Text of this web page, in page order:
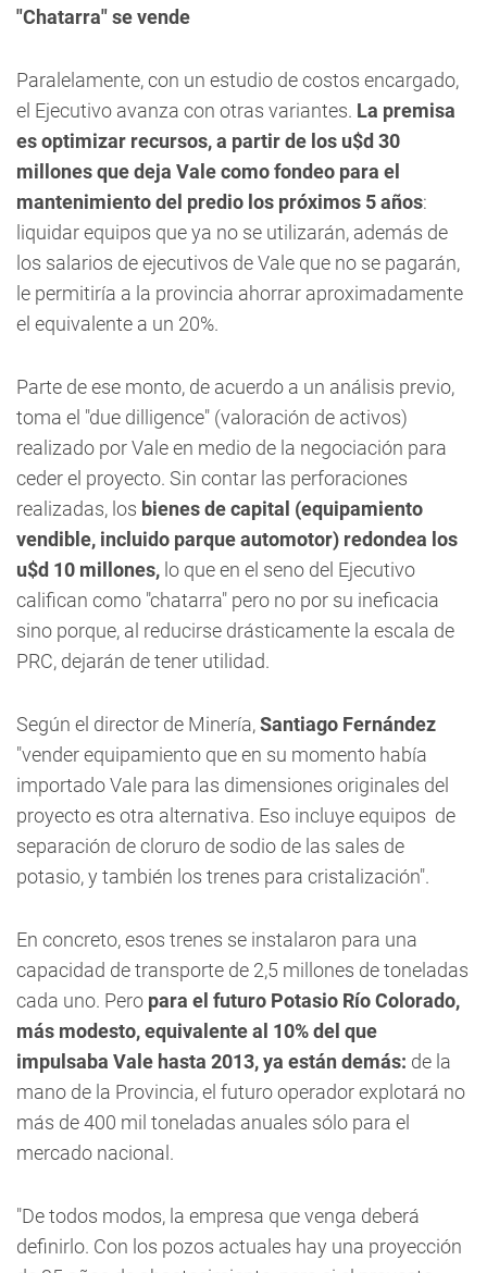
"Chatarra" se vende
Paralelamente, con un estudio de costos encargado,
el Ejecutivo avanza con otras variantes. La premisa
es optimizar recursos, a partir de los u$d 30
millones que deja Vale como fondeo para el
mantenimiento del predio los próximos 5 años:
liquidar equipos que ya no se utilizarán, además de
los salarios de ejecutivos de Vale que no se pagarán,
le permitiría a la provincia ahorrar aproximadamente
el equivalente a un 20%.
Parte de ese monto, de acuerdo a un análisis previo,
toma el "due dilligence" (valoración de activos)
realizado por Vale en medio de la negociación para
ceder el proyecto. Sin contar las perforaciones
realizadas, los bienes de capital (equipamiento
vendible, incluido parque automotor) redondea los
u$d 10 millones, lo que en el seno del Ejecutivo
califican como "chatarra" pero no por su ineficacia
sino porque, al reducirse drásticamente la escala de
PRC, dejarán de tener utilidad.
Según el director de Minería,Santiago Fernández
"vender equipamiento que en su momento había
importado Vale para las dimensiones originales del
proyecto es otra alternativa. Eso incluye equipos de
separación de cloruro de sodio de las sales de
potasio, y también los trenes para cristalización".
En concreto, esos trenes se instalaron para una
capacidad de transporte de 2,5 millones de toneladas
cada uno. Pero para el futuro Potasio Río Colorado,
más modesto, equivalente al 10% del que
impulsaba Vale hasta 2013, ya están demás: de la
mano de la Provincia, el futuro operador explotará no
más de 400 mil toneladas anuales sólo para el
mercado nacional.
"De todos modos, la empresa que venga deberá
definirlo. Con los pozos actuales hay una proyección